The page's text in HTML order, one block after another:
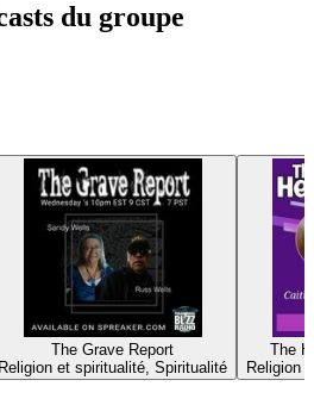
du groupe
The Grave Report
Religion et spiritualité, Spiritualité
The
Religion